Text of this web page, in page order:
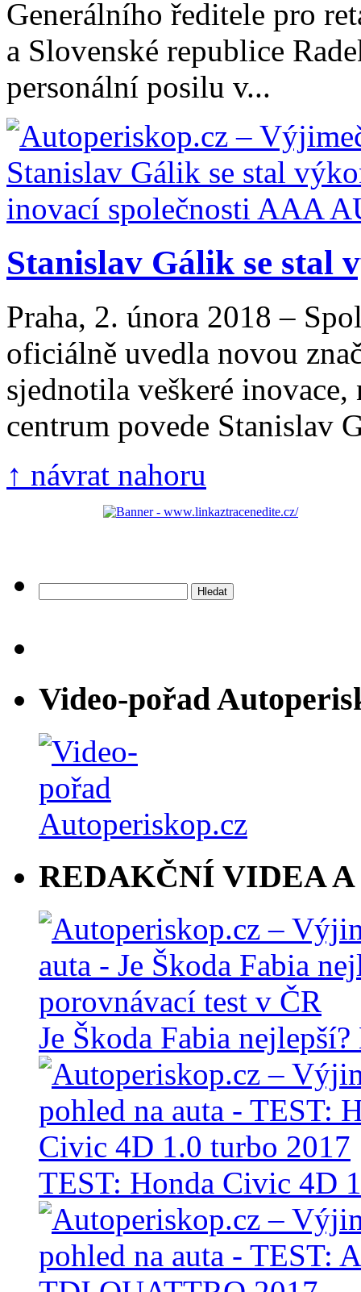
Generálního ředitele pro
a Slovenské republice
personální posilu v...
Stanislav Gálik se stal
Praha, 2. února 2018 –
oficiálně uvedla novou
sjednotila veškeré
centrum povede Stanislav
↑ návrat nahoru
Video-pořad
REDAKČNÍ VIDEA A
Je Škoda Fabia
TEST: Honda Civic 4D